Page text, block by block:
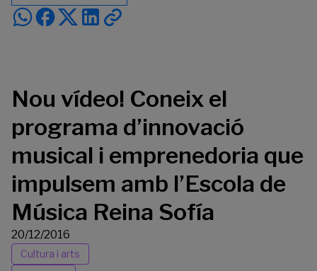
Nou vídeo! Coneix el
programa d’innovació
musical i emprenedoria que
impulsem amb l’Escola de
Música Reina Sofía
20/12/2016
Cultura i arts